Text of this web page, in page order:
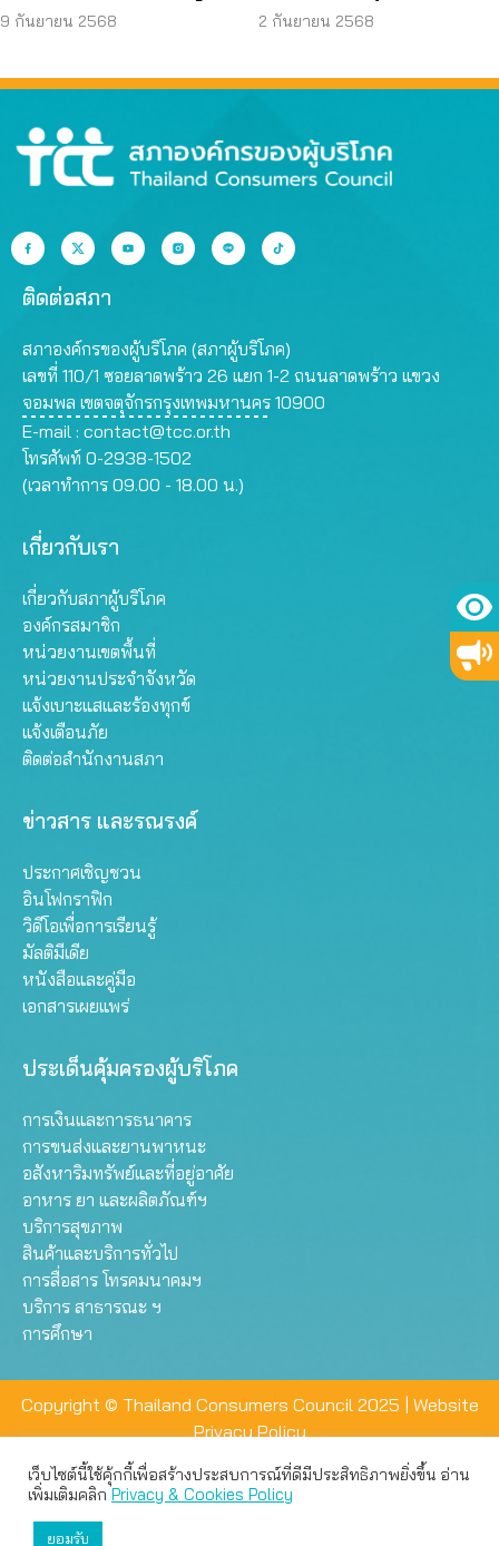
บริโภคโดนหลอกบ่อย
9 กันยายน 2568
JAPO CARE โฆษณา
2 กันยายน 2568
ติดต่อสภา
สภาองค์กรของผู้บริโภค (สภาผู้บริโภค)
เลขที่ 110/1 ซอยลาดพร้าว 26 แยก 1-2 ถนนลาดพร้าว แขวง
จอมพล เขตจตุจักรกรุงเทพมหานคร 10900
E-mail : contact@tcc.or.th
โทรศัพท์ 0-2938-1502
(เวลาทำการ 09.00 - 18.00 น.)
เกี่ยวกับเรา
เกี่ยวกับสภาผู้บริโภค
องค์กรสมาชิก
หน่วยงานเขตพื้นที่
หน่วยงานประจำจังหวัด
แจ้งเบาะแสและร้องทุกข์
แจ้งเตือนภัย
ติดต่อสำนักงานสภา
ข่าวสาร และรณรงค์
ประกาศเชิญชวน
อินโฟกราฟิก
วิดีโอเพื่อการเรียนรู้
มัลติมีเดีย
หนังสือและคู่มือ
เอกสารเผยแพร่
ประเด็นคุ้มครองผู้บริโภค
การเงินและการธนาคาร
การขนส่งและยานพาหนะ
อสังหาริมทรัพย์และที่อยู่อาศัย
อาหาร ยา และผลิตภัณฑ์ฯ
บริการสุขภาพ
สินค้าและบริการทั่วไป
การสื่อสาร โทรคมนาคมฯ
บริการ สาธารณะ ฯ
การศึกษา
Copyright © Thailand Consumers Council 2025 | Website
Privacy Policy
เว็บไซต์นี้ใช้คุ้กกี้เพื่อสร้างประสบการณ์ที่ดีมีประสิทธิภาพยิ่งขึ้น อ่าน
เพิ่มเติมคลิกPrivacy & Cookies Policy
ยอมรับ
เว็บไซต์นี้ใช้คุกกี้เพื่อมอบประสบการณ์การใช้งานที่ดีให้แก่ท่าน คุณ
สามารถเลือกตั้งค่าความเป็นส่วนตัวได้